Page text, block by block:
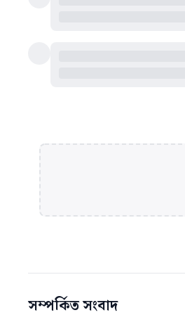
সম্পর্কিত সংবাদ